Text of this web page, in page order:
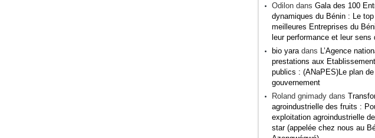
Odilondans Gala des 100
dynamiques du Bénin : Le
meilleures Entreprises du
leur performance et leur sens
bio yaradans L’Agence
prestations aux
publics : (ANaPES)Le plan
gouvernement
Roland gnimadydans
agroindustrielle des fruits :
exploitation agroindustrielle
star (appelée chez nous au